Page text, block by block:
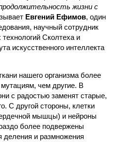
жизни с
Евгений Ефимов, один
научный сотрудник
Сколтеха и
искусственного интеллекта
нашего организма более
чем другие. В
с радостью заменят старые,
С другой стороны, клетки
мышцы) и нейроны
более подвержены
и размножения